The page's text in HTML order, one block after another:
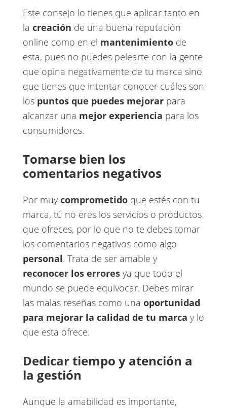
Este consejo lo tienes que aplicar tanto en
la ​ creación ​de una buena reputación
online como en el mantenimiento ​de
esta, pues no puedes pelearte con la gente
que opina negativamente de tu marca sino
que tienes que intentar conocer cuáles son
los ​ puntos que puedes mejorar ​para
alcanzar una ​ mejor experiencia ​para los
consumidores.
Tomarse bien los
comentarios negativos
Por muy ​ comprometido que estés con tu
marca, tú no eres los servicios o productos
que ofreces, por lo que no te debes tomar
los comentarios negativos como algo ​
personal​. Trata de ser amable y ​
reconocer los errores ya que todo el
mundo se puede equivocar. Debes mirar
las malas reseñas como una ​ oportunidad
para mejorar la calidad de tu marca ​ y lo
que esta ofrece.
Dedicar tiempo y atención a
la gestión
Aunque la amabilidad es importante,